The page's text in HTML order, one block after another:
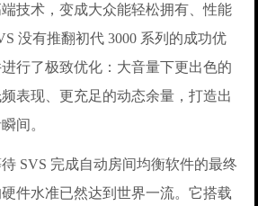
技术，变成大众能轻松拥有、性能
没有推翻初代 3000 系列的成功优
行了极致优化：大音量下更出色的
表现、更充足的动态余量，打造出
间。
SVS 完成自动房间均衡软件的最终
件水准已然达到世界一流。它搭载